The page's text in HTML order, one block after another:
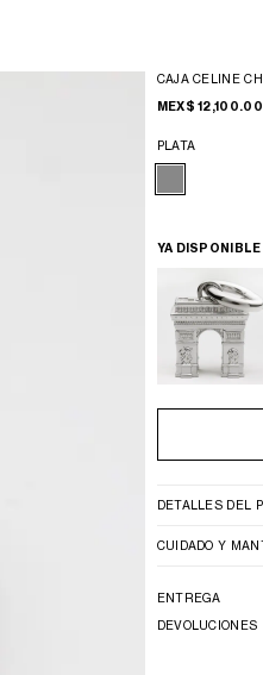
CAJA CELINE
MEX$ 12,100.00
YA
PLATA
DETALLES DEL
CUIDADO Y
ENTREGA
DEVOLUCIONES